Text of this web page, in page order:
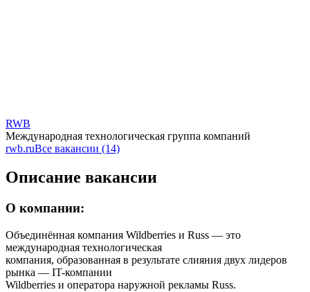
RWB
Международная технологическая группа компаний
rwb.ruВсе вакансии (14)
Описание вакансии
О компании:
Объединённая компания Wildberries и Russ — это
международная технологическая
компания, образованная в результате слияния двух лидеров
рынка — IT-компании
Wildberries и оператора наружной рекламы Russ.